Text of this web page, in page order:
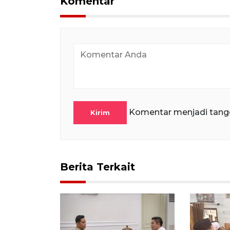
Kirim Komentar menjadi
Berita Terkait